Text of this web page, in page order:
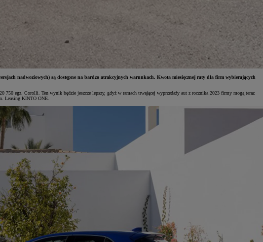
nadwoziowych) są dostępne na bardzo atrakcyjnych warunkach. Kwota miesięcznej raty dla firm wybierających
egz. Corolli. Ten wynik będzie jeszcze lepszy, gdyż w ramach trwającej wyprzedaży aut z rocznika 2023 firmy mogą teraz
Leasing KINTO ONE.